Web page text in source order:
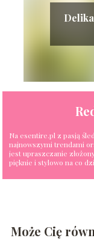
Na esentire.pl z pasją
najnowszymi trendami
jest upraszczanie
pięknie i stylowo na co
Może Cię